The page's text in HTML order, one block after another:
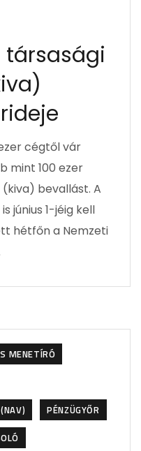
társasági
cégtől vár
mint 100 ezer
bevallást. A
június 1-jéig kell
hétfőn a Nemzeti
MENETÍRÓ
PÉNZÜGYŐR